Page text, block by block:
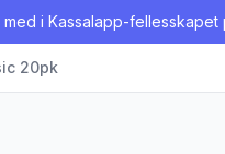
med i Kassalapp-fellesskapet
20pk